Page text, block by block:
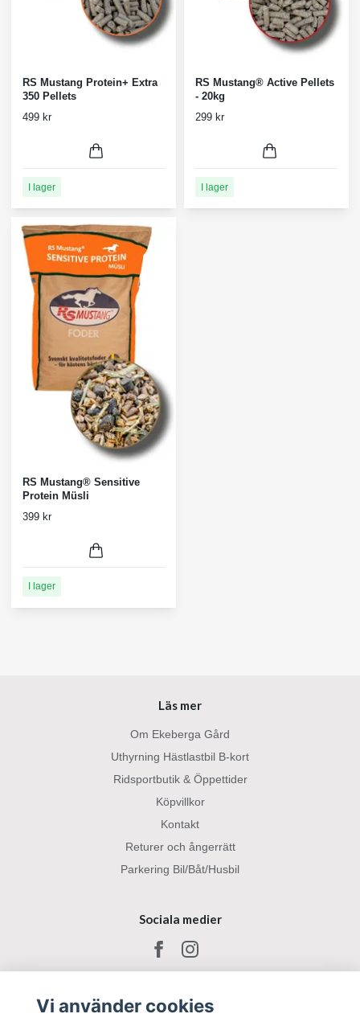
RS Mustang Protein+ Extra
350 Pellets
499 kr
I lager
RS Mustang® Active Pellets
- 20kg
299 kr
I lager
RS Mustang® Sensitive
Protein Müsli
399 kr
I lager
Läs mer
Om Ekeberga Gård
Uthyrning Hästlastbil B-kort
Ridsportbutik & Öppettider
Köpvillkor
Kontakt
Returer och ångerrätt
Parkering Bil/Båt/Husbil
Sociala medier
Vi använder cookies